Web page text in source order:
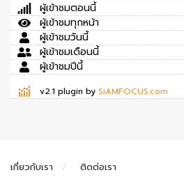
ผู้เข้าชมตอนนี้
ผู้เข้าชมทุกหน้า
ผู้เข้าชมวันนี้
ผู้เข้าชมเดือนนี้
ผู้เข้าชมปีนี้
v2.1 plugin by SiAMFOCUS.com
เกี่ยวกับเรา ติดต่อเรา